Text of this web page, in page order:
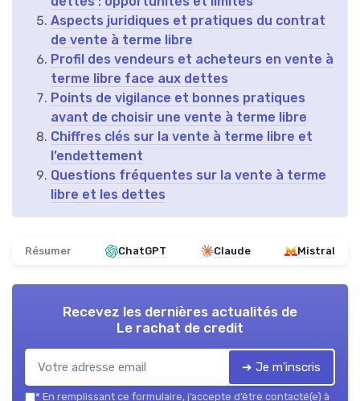
Aspects juridiques et pratiques du contrat
de vente à terme libre
Profil des vendeurs et acheteurs en vente à
terme libre face aux dettes
Points de vigilance et bonnes pratiques
avant de choisir une vente à terme libre
Chiffres clés sur la vente à terme libre et
l’endettement
Questions fréquentes sur la vente à terme
libre et les dettes
Résumer ChatGPT Claude Mistral
Recevez les dernières actualités de
Le rachat de credit
➔ Je m'inscris
* En remplissant ce formulaire, j’accepte d’être contacté(e) à